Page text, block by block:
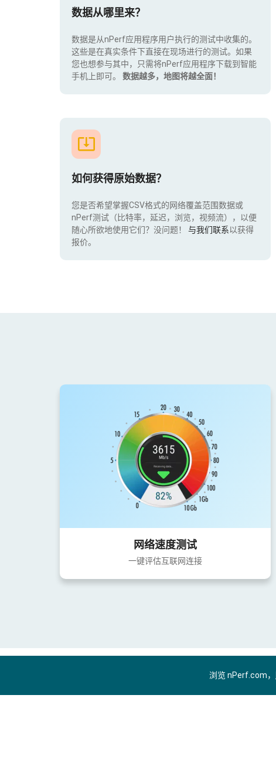
数据从哪里来？
数据是从nPerf应用程序用户执行的测试中收集的。
这些是在真实条件下直接在现场进行的测试。如果
您也想参与其中，只需将nPerf应用程序下载到智能
手机上即可。 数据越多，地图将越全面！
如何获得原始数据？
您是否希望掌握CSV格式的网络覆盖范围数据或
nPerf测试（比特率，延迟，浏览，视频流），以便
随心所欲地使用它们？没问题！ 与我们联系以获得
报价。
网络速度测试
一键评估互联网连接
浏览 nPerf.com，